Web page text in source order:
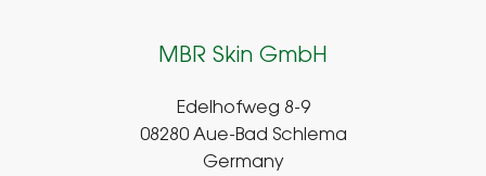
MBR Skin GmbH
Edelhofweg 8-9
08280 Aue-Bad Schlema
Germany